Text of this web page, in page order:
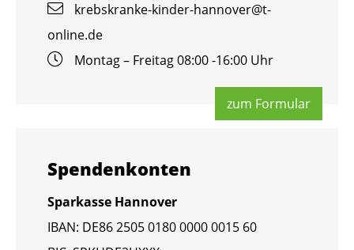
krebs­kran­ke-kin­der-han­no­ver@​t-​
online.​de
Mon­tag – Frei­tag 08:00 -16:00 Uhr
zum For­mu­lar
Spen­den­kon­ten
Spar­kas­se Han­no­ver
IBAN: DE86 2505 0180 0000 0015 60